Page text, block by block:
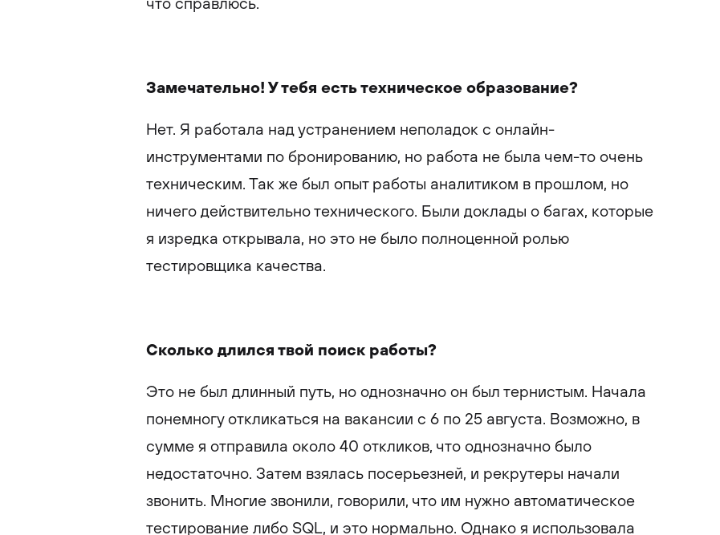
Замечательно! У тебя есть техническое образование?
Нет. Я работала над устранением неполадок с онлайн-
инструментами по бронированию, но работа не была чем-то очень
техническим. Так же был опыт работы аналитиком в прошлом, но
ничего действительно технического. Были доклады о багах, которые
я изредка открывала, но это не было полноценной ролью
тестировщика качества.
Сколько длился твой поиск работы?
Это не был длинный путь, но однозначно он был тернистым. Начала
понемногу откликаться на вакансии с 6 по 25 августа. Возможно, в
сумме я отправила около 40 откликов, что однозначно было
недостаточно. Затем взялась посерьезней, и рекрутеры начали
звонить. Многие звонили, говорили, что им нужно автоматическое
тестирование либо SQL, и это нормально. Однако я использовала